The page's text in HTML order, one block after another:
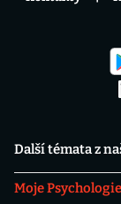
Další témata z
Moje Psychologie